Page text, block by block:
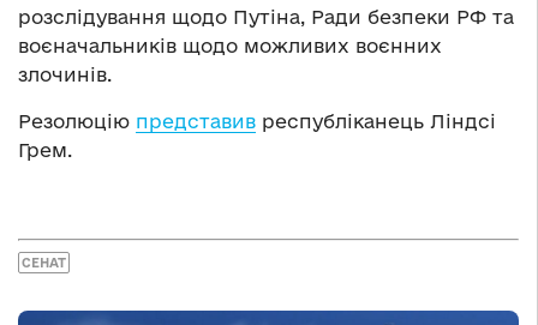
розслідування щодо Путіна, Ради безпеки РФ та
воєначальників щодо можливих воєнних
злочинів.
Резолюцію представив республіканець Ліндсі
Грем.
СЕНАТ